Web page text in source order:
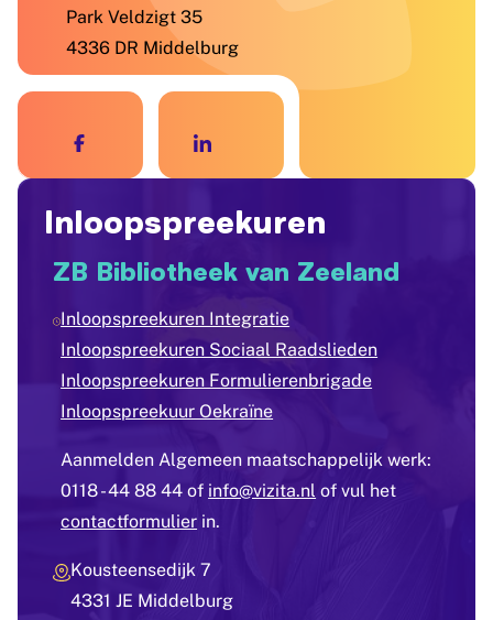
Park Veldzigt 35
4336 DR Middelburg
Inloopspreekuren
ZB Bibliotheek van Zeeland
Inloopspreekuren Integratie
Inloopspreekuren Sociaal Raadslieden
Inloopspreekuren Formulierenbrigade
Inloopspreekuur Oekraïne
Aanmelden Algemeen maatschappelijk werk:
0118 - 44 88 44 of info@vizita.nl of vul het
contactformulier in.
Kousteensedijk 7
4331 JE Middelburg